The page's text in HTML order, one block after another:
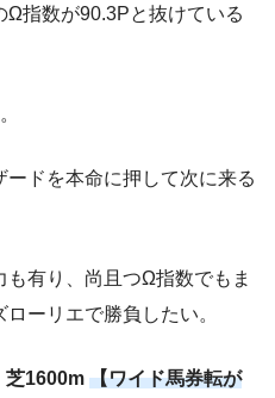
指数が90.3Pと抜けている
ドを本命に押して次に来る
も有り、尚且つΩ指数でもま
ーリエで勝負したい。
芝1600m 【ワイド馬券転が